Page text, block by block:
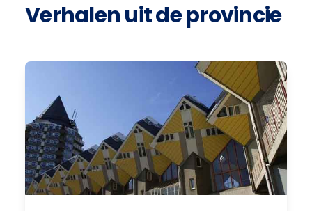
Verhalen uit de provincie